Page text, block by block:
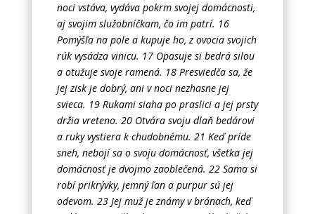
noci vstáva, vydáva pokrm svojej domácnosti,
aj svojim služobníčkam, čo im patrí. 16
Pomýšľa na pole a kupuje ho, z ovocia svojich
rúk vysádza vinicu. 17 Opasuje si bedrá silou
a otužuje svoje ramená. 18 Presviedča sa, že
jej zisk je dobrý, ani v noci nezhasne jej
svieca. 19 Rukami siaha po praslici a jej prsty
držia vreteno. 20 Otvára svoju dlaň bedárovi
a ruky vystiera k chudobnému. 21 Keď príde
sneh, nebojí sa o svoju domácnosť, všetka jej
domácnosť je dvojmo zaoblečená. 22 Sama si
robí prikrývky, jemný ľan a purpur sú jej
odevom. 23 Jej muž je známy v bránach, keď